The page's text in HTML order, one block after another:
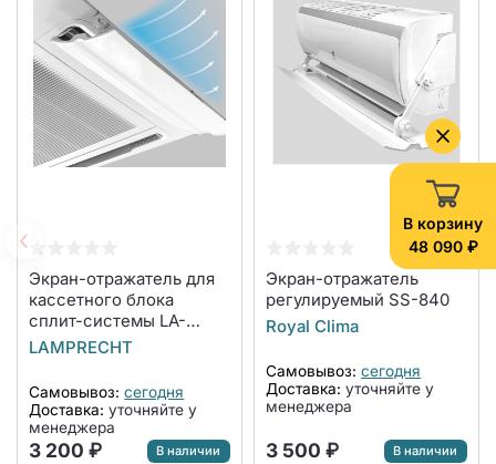
В корзину
48 090 ₽
Экран-отражатель для
кассетного блока
сплит-системы LA-
NW600-CA
LAMPRECHT
Самовывоз: сегодня
Доставка: уточняйте у
менеджера
3 200 ₽ В наличии
Экран-отражатель
регулируемый SS-840
Royal Clima
Самовывоз: сегодня
Доставка: уточняйте у
менеджера
3 500 ₽ В наличии